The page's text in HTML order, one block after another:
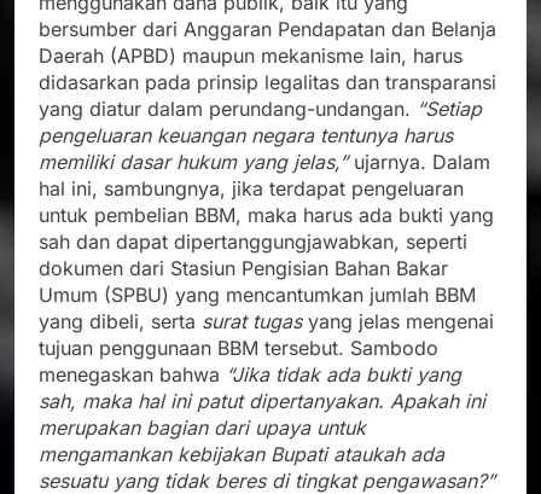
bersumber dari Anggaran Pendapatan dan Belanja
Daerah (APBD) maupun mekanisme lain, harus
didasarkan pada prinsip legalitas dan transparansi
yang diatur dalam perundang-undangan. “Setiap
pengeluaran keuangan negara tentunya harus
memiliki dasar hukum yang jelas,”ujarnya. Dalam
hal ini, sambungnya, jika terdapat pengeluaran
untuk pembelian BBM, maka harus ada bukti yang
sah dan dapat dipertanggungjawabkan, seperti
dokumen dari Stasiun Pengisian Bahan Bakar
Umum (SPBU) yang mencantumkan jumlah BBM
yang dibeli, serta surat tugasyang jelas mengenai
tujuan penggunaan BBM tersebut. Sambodo
menegaskan bahwa “Jika tidak ada bukti yang
sah, maka hal ini patut dipertanyakan. Apakah ini
merupakan bagian dari upaya untuk
mengamankan kebijakan Bupati ataukah ada
sesuatu yang tidak beres di tingkat pengawasan?”